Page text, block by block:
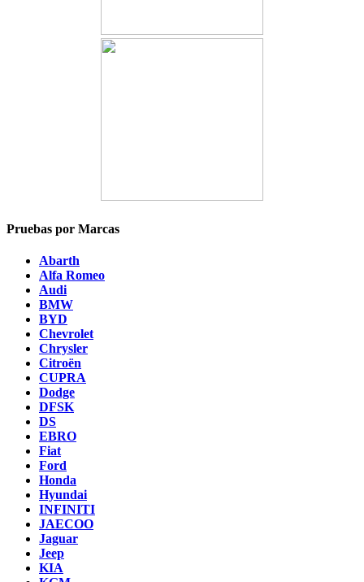
Pruebas por Marcas
Abarth
Alfa Romeo
Audi
BMW
BYD
Chevrolet
Chrysler
Citroën
CUPRA
Dodge
DFSK
DS
EBRO
Fiat
Ford
Honda
Hyundai
INFINITI
JAECOO
Jaguar
Jeep
KIA